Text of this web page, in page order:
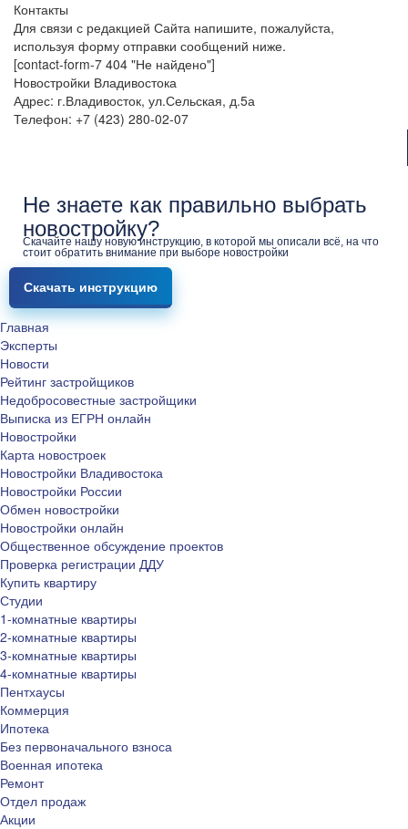
Контакты
Для связи с редакцией Сайта напишите, пожалуйста,
используя форму отправки сообщений ниже.
[contact-form-7 404 "Не найдено"]
Новостройки Владивостока
Адрес: г.Владивосток, ул.Сельская, д.5а
Телефон: +7 (423) 280-02-07
Не знаете как правильно выбрать
новостройку?
Скачайте нашу новую инструкцию, в которой мы описали всё, на что
стоит обратить внимание при выборе новостройки
Скачать инструкцию
Главная
Эксперты
Новости
Рейтинг застройщиков
Недобросовестные застройщики
Выписка из ЕГРН онлайн
Новостройки
Карта новостроек
Новостройки Владивостока
Новостройки России
Обмен новостройки
Новостройки онлайн
Общественное обсуждение проектов
Проверка регистрации ДДУ
Купить квартиру
Студии
1-комнатные квартиры
2-комнатные квартиры
3-комнатные квартиры
4-комнатные квартиры
Пентхаусы
Коммерция
Ипотека
Без первоначального взноса
Военная ипотека
Ремонт
Отдел продаж
Акции